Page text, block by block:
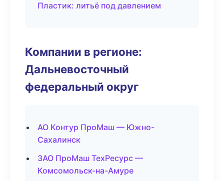
Пластик: литьё под давлением
Компании в регионе:
Дальневосточный
федеральный округ
АО Контур ПроМаш — Южно-
Сахалинск
ЗАО ПроМаш ТехРесурс —
Комсомольск-на-Амуре